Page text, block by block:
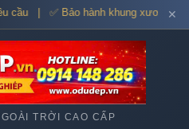
| ✅ Bảo hành khung xương ✕
TRỜI CAO CẤP